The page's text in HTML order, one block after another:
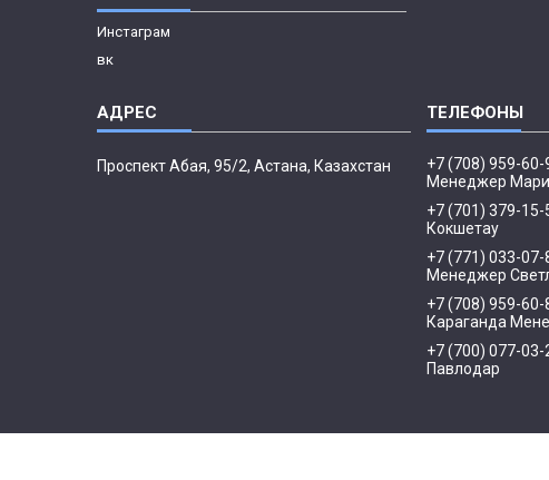
Инстаграм
вк
​Проспект Абая, 95/2, Астана, Казахстан
+7 (708) 959-60-
Менеджер
+7 (701) 379-15-
Кокшетау
+7 (771) 033-07-
Менеджер
+7 (708) 959-60-
Караганда
+7 (700) 077-03-
Павлодар